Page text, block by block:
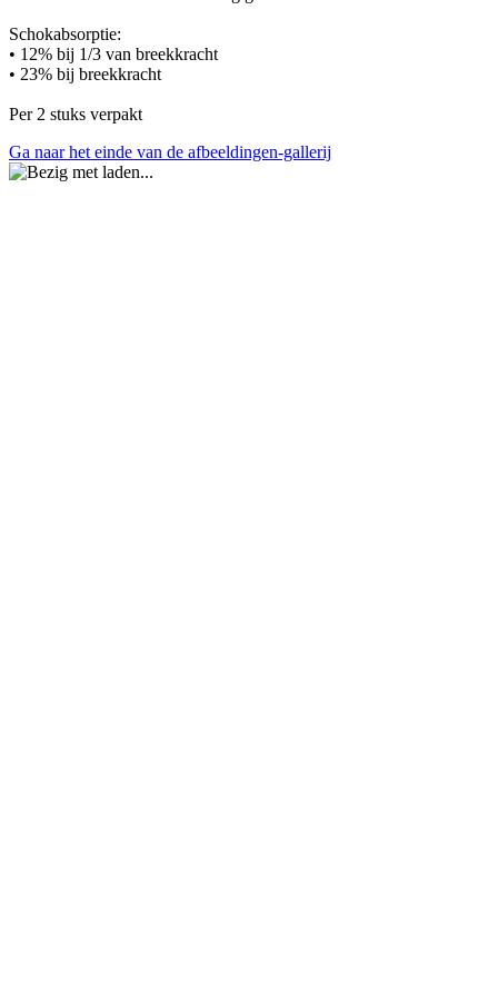
Schokabsorptie:
• 12% bij 1/3 van breekkracht
• 23% bij breekkracht
Per 2 stuks verpakt
Ga naar het einde van de afbeeldingen-gallerij